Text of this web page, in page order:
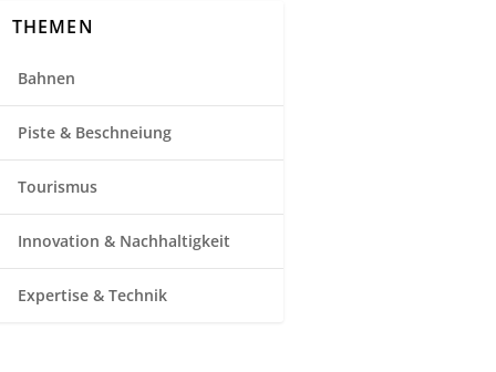
THEMEN
Bahnen
Piste & Beschneiung
Tourismus
Innovation & Nachhaltigkeit
Expertise & Technik